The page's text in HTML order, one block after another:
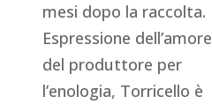
mesi dopo la raccolta.
Espressione dell’amore
del produttore per
l’enologia, Torricello è